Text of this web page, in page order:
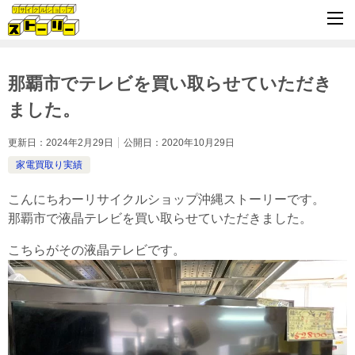
那覇市でテレビを買い取らせていただき
ました。
更新日： 2024年2月29日 公開日： 2020年10月29日
家電買取り実績
こんにちわーリサイクルショップ沖縄ストーリーです。
那覇市で液晶テレビを買い取らせていただきました。
こちらがその液晶テレビです。